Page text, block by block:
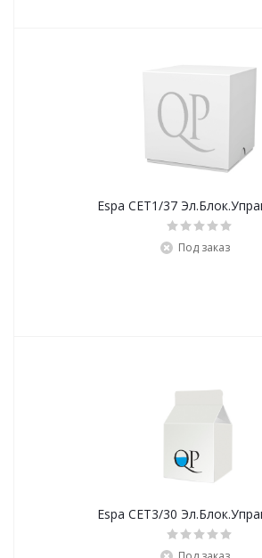
Espa CET1/37
Под заказ
Espa CET3/30